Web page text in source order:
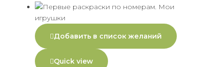
Добавить в список желаний
Quick view